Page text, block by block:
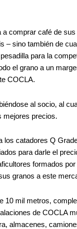
a comprar café de
– sino también de
para la
el grano a un
COCLA.
al socio, al
mejores precios.
los catadores Q
para darle el
formados
granos a este
10 mil metros,
de COCLA
almacenes,